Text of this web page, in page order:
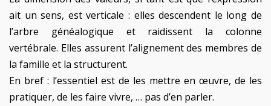
ait un sens, est verticale : elles descendent le long de
l’arbre généalogique et raidissent la colonne
vertébrale. Elles assurent l’alignement des membres de
la famille et la structurent.
En bref : l’essentiel est de les mettre en œuvre, de les
pratiquer, de les faire vivre, … pas d’en parler.